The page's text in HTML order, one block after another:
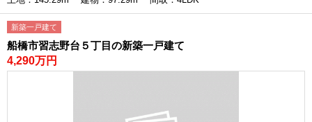
新築一戸建て
船橋市習志野台５丁目の新築一戸建て
4,290万円